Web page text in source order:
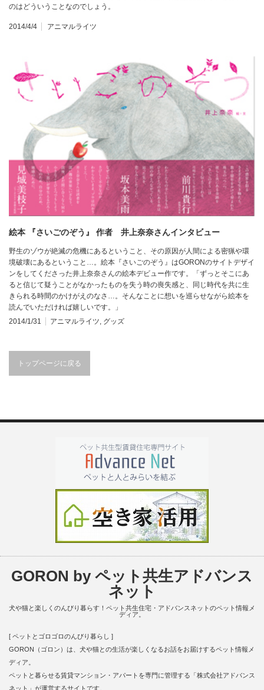
のはどういうことなのでしょう。
2014/4/4 アニマルライツ
絵本 『さいごのぞう』 作者 井上奈奈さんインタビュー
野生のゾウが絶滅の危機にあるということ、その原因が人間による密猟や環
境破壊にあるということ…。絵本『さいごのぞう』はGORONのサイトデザイ
ンをしてくださった井上奈奈さんの絵本デビュー作です。「ずっとそこにあ
ると信じて疑うことがなかったものを失う時の喪失感と、同じ時代を共に生
きられる時間のかけがえのなさ…。そんなことに想いを巡らせながら絵本を
読んでいただければ嬉しいです。」
2014/1/31
アニマルライツ, グッズ
トップページに戻る
GORON by ペット共生アドバンス
ネット
犬や猫と楽しくのんびり暮らす！ペット共生住宅・アドバンスネットのペット情報メ
ディア。
[ ペットとゴロゴロのんびり暮らし ]
GORON（ゴロン）は、犬や猫との生活が楽しくなるお話をお届けするペット情報メ
ディア。
ペットと暮らせる賃貸マンション・アパートを専門に管理する「株式会社アドバンス
ネット」が運営するサイトです。